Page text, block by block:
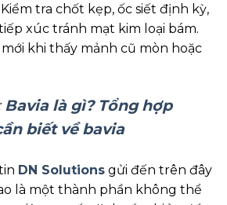
tra chốt kẹp, ốc siết định kỳ,
xúc tránh mạt kim loại bám.
khi thấy mảnh cũ mòn hoặc
Bavia là gì? Tổng hợp
biết về bavia
DN Solutions gửi đến trên đây
là một thành phần không thể